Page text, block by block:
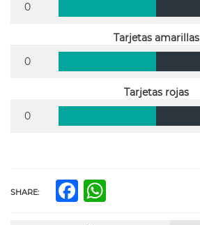
0
Tarjetas amarillas
0
Tarjetas rojas
0
SHARE: Facebook